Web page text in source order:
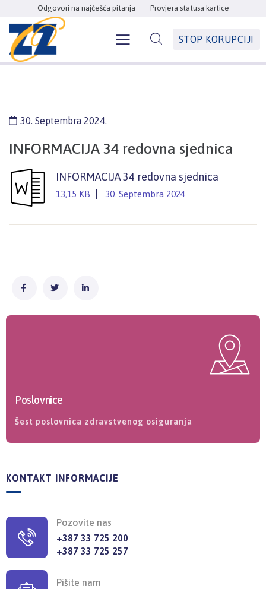
Odgovori na najčešća pitanja Provjera statusa kartice
STOP KORUPCIJI
30. Septembra 2024.
INFORMACIJA 34 redovna sjednica
INFORMACIJA 34 redovna sjednica
13,15 KB 30. Septembra 2024.
Poslovnice
Šest poslovnica zdravstvenog osiguranja
KONTAKT INFORMACIJE
Pozovite nas
+387 33 725 200
+387 33 725 257
Pišite nam